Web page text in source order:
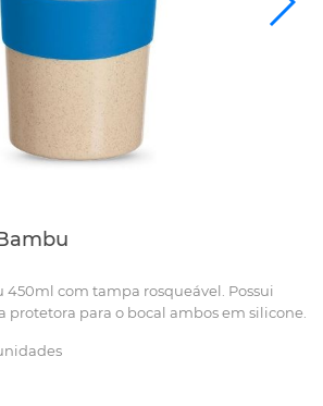
com tampa rosqueável. Possui
protetora para o bocal ambos em silicone.